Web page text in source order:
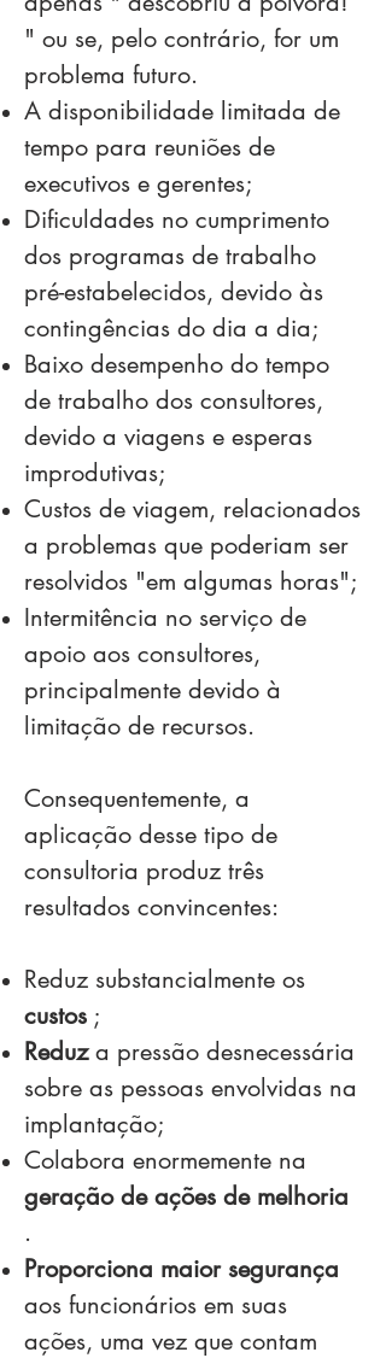
" ou se, pelo contrário, for um
problema futuro.
A disponibilidade limitada de
tempo para reuniões de
executivos e gerentes;
Dificuldades no cumprimento
dos programas de trabalho
pré-estabelecidos, devido às
contingências do dia a dia;
Baixo desempenho do tempo
de trabalho dos consultores,
devido a viagens e esperas
improdutivas;
Custos de viagem, relacionados
a problemas que poderiam ser
resolvidos "em algumas horas";
Intermitência no serviço de
apoio aos consultores,
principalmente devido à
limitação de recursos.
Consequentemente, a
aplicação desse tipo de
consultoria produz três
resultados convincentes:
Reduz substancialmente os
custos ;
Reduza pressão desnecessária
sobre as pessoas envolvidas na
implantação;
Colabora enormemente na
geração de ações de melhoria
.
Proporciona maior segurança
aos funcionários em suas
ações, uma vez que contam